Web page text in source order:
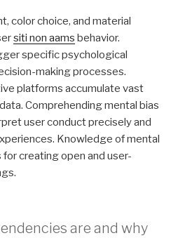
color choice, and material
siti non aams behavior.
specific psychological
making processes.
platforms accumulate vast
Comprehending mental bias
user conduct precisely and
Knowledge of mental
creating open and user-
are and why